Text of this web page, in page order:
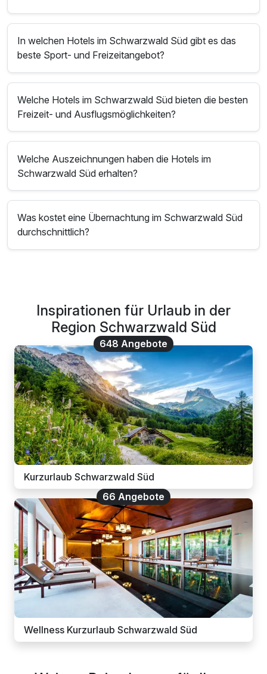
In welchen Hotels im Schwarzwald Süd gibt es das
beste Sport- und Freizeitangebot?
Welche Hotels im Schwarzwald Süd bieten die besten
Freizeit- und Ausflugsmöglichkeiten?
Welche Auszeichnungen haben die Hotels im
Schwarzwald Süd erhalten?
Was kostet eine Übernachtung im Schwarzwald Süd
durchschnittlich?
Inspirationen für Urlaub in der
Region Schwarzwald Süd
648 Angebote
Kurzurlaub Schwarzwald Süd
66 Angebote
Wellness Kurzurlaub Schwarzwald Süd